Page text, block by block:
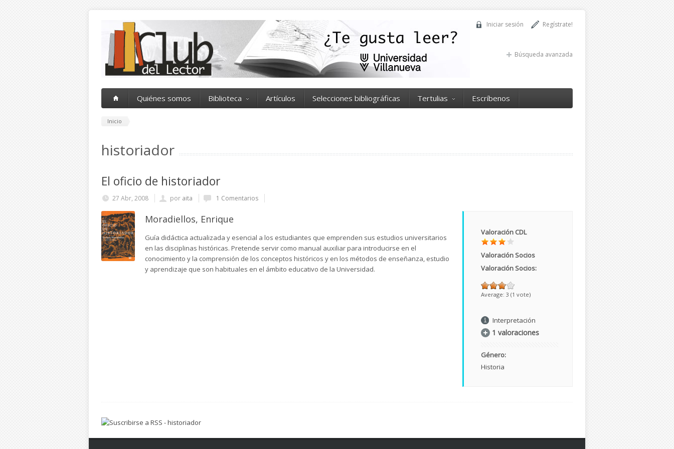
Regístrate!
Iniciar sesión
Búsqueda avanzada
Quiénes somos Biblioteca Artículos Selecciones bibliográficas Tertulias Escríbenos
Inicio
historiador
El oficio de historiador
27 Abr, 2008 por aita 1 Comentarios
Moradiellos, Enrique
Guía didáctica actualizada y esencial a los estudiantes que emprenden sus estudios universitarios
en las disciplinas históricas. Pretende servir como manual auxiliar para introducirse en el
conocimiento y la comprensión de los conceptos históricos y en los métodos de enseñanza, estudio
y aprendizaje que son habituales en el ámbito educativo de la Universidad.
Valoración CDL
Valoración Socios
Valoración Socios:
Average: 3 (1 vote)
Interpretación
1 valoraciones
Género:
Historia